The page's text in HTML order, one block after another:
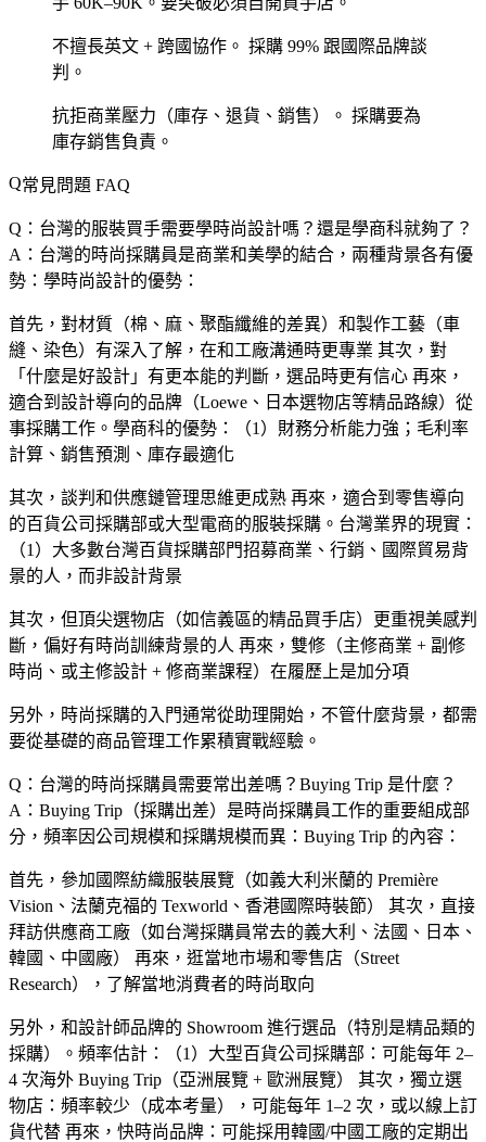
不擅長英文 + 跨國協作。 採購 99% 跟國際品牌談
判。
抗拒商業壓力（庫存、退貨、銷售）。 採購要為
庫存銷售負責。
常見問題 FAQ
Q：台灣的服裝買手需要學時尚設計嗎？還是學商科就夠了？
A：台灣的時尚採購員是商業和美學的結合，兩種背景各有優
勢：學時尚設計的優勢：
首先，對材質（棉、麻、聚酯纖維的差異）和製作工藝（車
縫、染色）有深入了解，在和工廠溝通時更專業 其次，對
「什麼是好設計」有更本能的判斷，選品時更有信心 再來，
適合到設計導向的品牌（Loewe、日本選物店等精品路線）從
事採購工作。學商科的優勢：（1）財務分析能力強；毛利率
計算、銷售預測、庫存最適化
其次，談判和供應鏈管理思維更成熟 再來，適合到零售導向
的百貨公司採購部或大型電商的服裝採購。台灣業界的現實：
（1）大多數台灣百貨採購部門招募商業、行銷、國際貿易背
景的人，而非設計背景
其次，但頂尖選物店（如信義區的精品買手店）更重視美感判
斷，偏好有時尚訓練背景的人 再來，雙修（主修商業 + 副修
時尚、或主修設計 + 修商業課程）在履歷上是加分項
另外，時尚採購的入門通常從助理開始，不管什麼背景，都需
要從基礎的商品管理工作累積實戰經驗。
Q：台灣的時尚採購員需要常出差嗎？Buying Trip 是什麼？
A：Buying Trip（採購出差）是時尚採購員工作的重要組成部
分，頻率因公司規模和採購規模而異：Buying Trip 的內容：
首先，參加國際紡織服裝展覽（如義大利米蘭的 Première
Vision、法蘭克福的 Texworld、香港國際時裝節） 其次，直接
拜訪供應商工廠（如台灣採購員常去的義大利、法國、日本、
韓國、中國廠） 再來，逛當地市場和零售店（Street
Research），了解當地消費者的時尚取向
另外，和設計師品牌的 Showroom 進行選品（特別是精品類的
採購）。頻率估計：（1）大型百貨公司採購部：可能每年 2–
4 次海外 Buying Trip（亞洲展覽 + 歐洲展覽） 其次，獨立選
物店：頻率較少（成本考量），可能每年 1–2 次，或以線上訂
貨代替 再來，快時尚品牌：可能採用韓國/中國工廠的定期出